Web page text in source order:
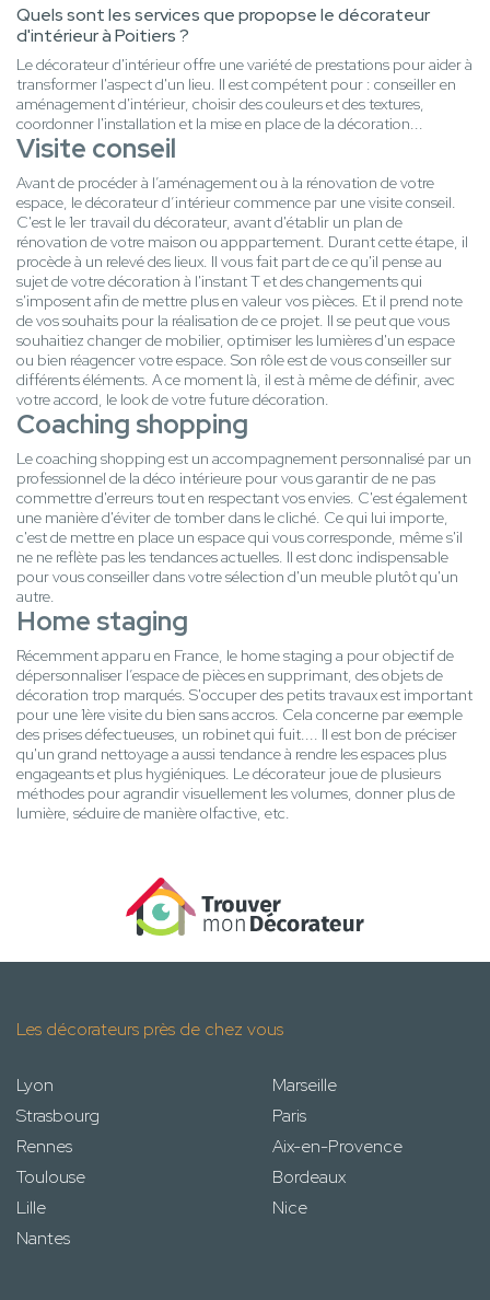
Quels sont les services que propopse le décorateur
d'intérieur à Poitiers ?
Le décorateur d'intérieur offre une variété de prestations pour aider à
transformer l'aspect d'un lieu. Il est compétent pour : conseiller en
aménagement d'intérieur, choisir des couleurs et des textures,
coordonner l'installation et la mise en place de la décoration...
Visite conseil
Avant de procéder à l’aménagement ou à la rénovation de votre
espace, le décorateur d’intérieur commence par une visite conseil.
C'est le 1er travail du décorateur, avant d'établir un plan de
rénovation de votre maison ou apppartement. Durant cette étape, il
procède à un relevé des lieux. Il vous fait part de ce qu'il pense au
sujet de votre décoration à l'instant T et des changements qui
s'imposent afin de mettre plus en valeur vos pièces. Et il prend note
de vos souhaits pour la réalisation de ce projet. Il se peut que vous
souhaitiez changer de mobilier, optimiser les lumières d'un espace
ou bien réagencer votre espace. Son rôle est de vous conseiller sur
différents éléments. A ce moment là, il est à même de définir, avec
votre accord, le look de votre future décoration.
Coaching shopping
Le coaching shopping est un accompagnement personnalisé par un
professionnel de la déco intérieure pour vous garantir de ne pas
commettre d'erreurs tout en respectant vos envies. C'est également
une manière d'éviter de tomber dans le cliché. Ce qui lui importe,
c'est de mettre en place un espace qui vous corresponde, même s'il
ne ne reflète pas les tendances actuelles. Il est donc indispensable
pour vous conseiller dans votre sélection d'un meuble plutôt qu'un
autre.
Home staging
Récemment apparu en France, le home staging a pour objectif de
dépersonnaliser l’espace de pièces en supprimant, des objets de
décoration trop marqués. S'occuper des petits travaux est important
pour une 1ère visite du bien sans accros. Cela concerne par exemple
des prises défectueuses, un robinet qui fuit.... Il est bon de préciser
qu'un grand nettoyage a aussi tendance à rendre les espaces plus
engageants et plus hygiéniques. Le décorateur joue de plusieurs
méthodes pour agrandir visuellement les volumes, donner plus de
lumière, séduire de manière olfactive, etc.
Les décorateurs près de chez vous
Lyon
Marseille
Strasbourg
Paris
Rennes
Aix-en-Provence
Toulouse
Bordeaux
Lille
Nice
Nantes